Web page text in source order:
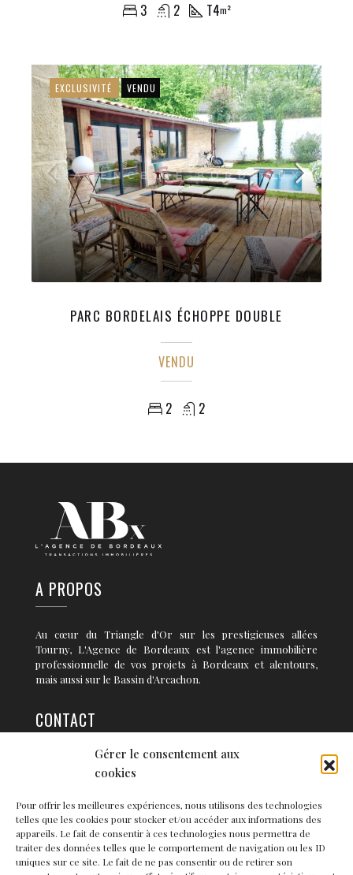
Gérer le consentement aux
cookies
Pour offrir les meilleures expériences, nous utilisons des technologies
telles que les cookies pour stocker et/ou accéder aux informations des
appareils. Le fait de consentir à ces technologies nous permettra de
traiter des données telles que le comportement de navigation ou les ID
uniques sur ce site. Le fait de ne pas consentir ou de retirer son
3 2 T4m²
EXCLUSIVITÉ VENDU
PARC BORDELAIS ÉCHOPPE DOUBLE
VENDU
2 2
A PROPOS
Au cœur du Triangle d'Or sur les prestigieuses allées
Tourny, L'Agence de Bordeaux est l'agence immobilière
professionnelle de vos projets à Bordeaux et alentours,
mais aussi sur le Bassin d'Arcachon.
CONTACT
36 rue Condillac 33 000 BORDEAUX
NEWSLETTER